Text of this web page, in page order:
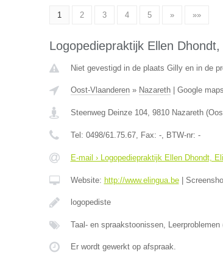
1 2 3 4 5 » »»
Logopediepraktijk Ellen Dhondt,
Niet gevestigd in de plaats Gilly en in de
Oost-Vlaanderen» Nazareth| Google maps
Steenweg Deinze 104, 9810 Nazareth(
Tel: 0498/61.75.67, Fax: -, BTW-nr: -
E-mail › Logopediepraktijk Ellen Dhondt,
Website: http://www.elingua.be|
logopediste
Taal- en spraakstoonissen,
Er wordt gewerkt op afspraak.